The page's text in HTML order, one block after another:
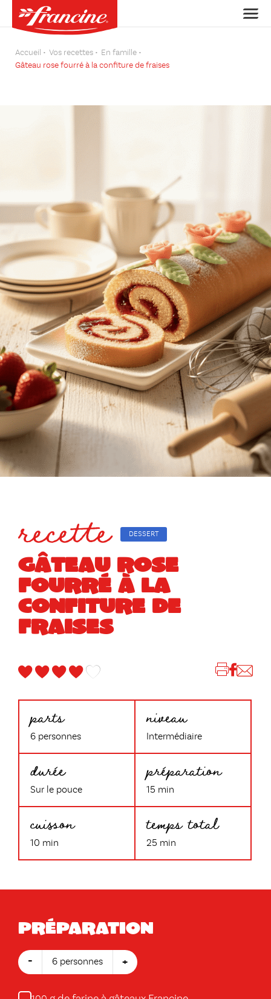
Accueil Vos recettes
En famille
Gâteau rose fourré à la confiture de fraises
recette DESSERT
GÂTEAU ROSE
FOURRÉ À LA
CONFITURE DE
FRAISES
parts
6 personnes
niveau
Intermédiaire
durée
Sur le pouce
préparation
15 min
cuisson
10 min
temps total
25 min
Préparation
- 6 personnes +